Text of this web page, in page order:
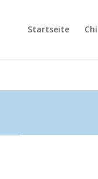
Startseite